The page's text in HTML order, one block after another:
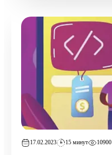
17.02.2023 15 минут 10900